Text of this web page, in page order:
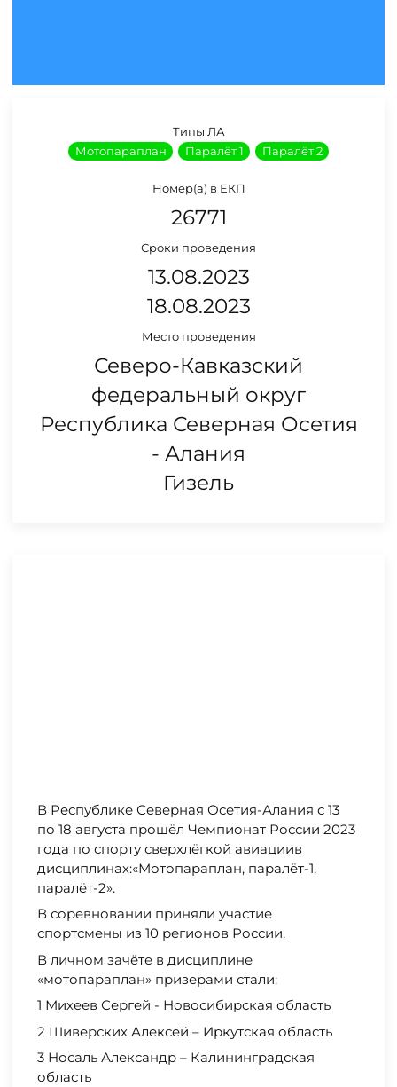
Типы ЛА
Мотопараплан
Паралёт 1 Паралёт 2
Номер(а) в ЕКП
26771
Сроки проведения
13.08.2023
18.08.2023
Место проведения
Северо-Кавказский
федеральный округ
Республика Северная Осетия
- Алания
Гизель
В Республике Северная Осетия-Алания с 13
по 18 августа прошёл Чемпионат России 2023
года по спорту сверхлёгкой авиациив
дисциплинах:«Мотопараплан, паралёт-1,
паралёт-2».
В соревновании приняли участие
спортсмены из 10 регионов России.
В личном зачёте в дисциплине
«мотопараплан» призерами стали:
1 Михеев Сергей - Новосибирская область
2 Шиверских Алексей – Иркутская область
3 Носаль Александр – Калининградская
область